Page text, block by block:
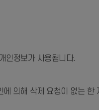
인정보가 사용됩니다.
의해 삭제 요청이 없는